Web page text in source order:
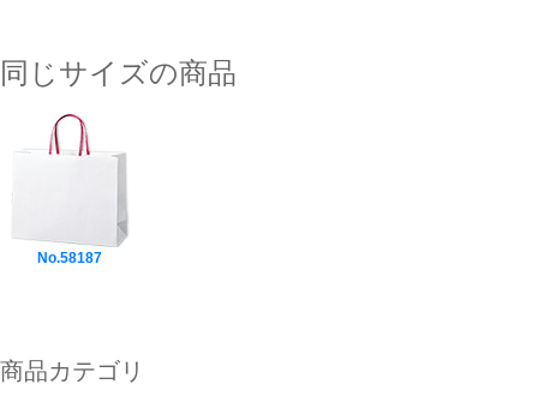
同じサイズの商品
No.58187
商品カテゴリ